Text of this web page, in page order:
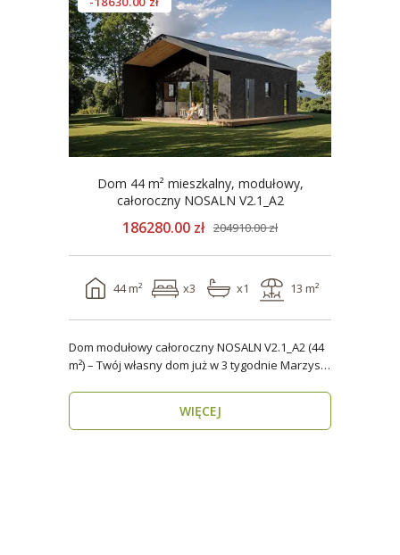
Dom 44 m² mieszkalny, modułowy,
całoroczny NOSALN V2.1_A2
186280.00 zł 204910.00 zł
44 m² x3 x1 13 m²
Dom modułowy całoroczny NOSALN V2.1_A2 (44
m²) – Twój własny dom już w 3 tygodnie Marzysz
WIĘCEJ